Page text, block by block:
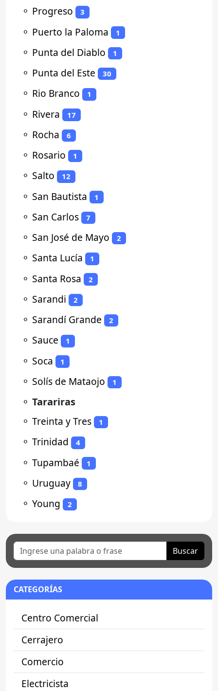
⚬ Progreso 3
⚬ Puerto la Paloma 1
⚬ Punta del Diablo 1
⚬ Punta del Este 30
⚬ Rio Branco 1
⚬ Rivera 17
⚬ Rocha 6
⚬ Rosario 1
⚬ Salto 12
⚬ San Bautista 1
⚬ San Carlos 7
⚬ San José de Mayo 2
⚬ Santa Lucía 1
⚬ Santa Rosa 2
⚬ Sarandi 2
⚬ Sarandí Grande 2
⚬ Sauce 1
⚬ Soca 1
⚬ Solís de Mataojo 1
⚬ Tarariras
⚬ Treinta y Tres 1
⚬ Trinidad 4
⚬ Tupambaé 1
⚬ Uruguay 8
⚬ Young 2
Buscar
CATEGORÍAS
Centro Comercial
Cerrajero
Comercio
Electricista